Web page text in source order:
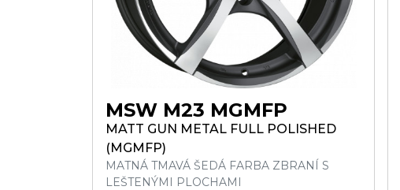
MSW M23 MGMFP
MATT GUN METAL FULL POLISHED
(MGMFP)
MATNÁ TMAVÁ ŠEDÁ FARBA ZBRANÍ S
LEŠTENÝMI PLOCHAMI